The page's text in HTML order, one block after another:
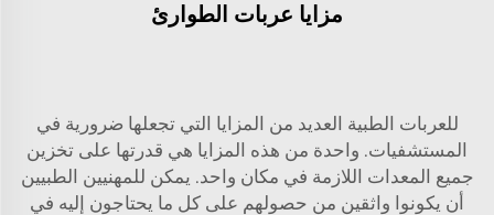
مزايا عربات الطوارئ
للعربات الطبية العديد من المزايا التي تجعلها ضرورية في
المستشفيات. واحدة من هذه المزايا هي قدرتها على تخزين
جميع المعدات اللازمة في مكان واحد. يمكن للمهنيين الطبيين
أن يكونوا واثقين من حصولهم على كل ما يحتاجون إليه في